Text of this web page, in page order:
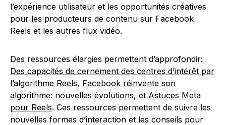
l’expérience utilisateur et les opportunités créatives
pour les producteurs de contenu sur Facebook
Reels et les autres flux vidéo.
Des ressources élargies permettent d’approfondir:
Des capacités de cernement des centres d’intérêt par
l’algorithme Reels, Facebook réinvente son
algorithme: nouvelles évolutions, et Astuces Meta
pour Reels. Ces ressources permettent de suivre les
nouvelles formes d’interaction et les conseils pour